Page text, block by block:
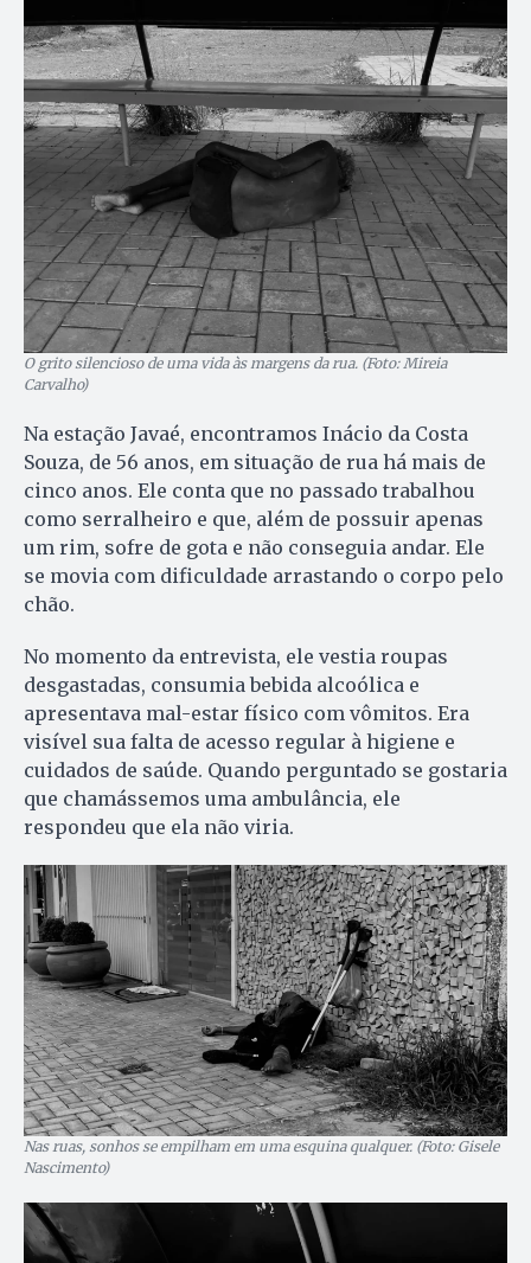
O grito silencioso de uma vida às margens da rua. (Foto: Mireia
Carvalho)
Na estação Javaé, encontramos Inácio da Costa
Souza, de 56 anos, em situação de rua há mais de
cinco anos. Ele conta que no passado trabalhou
como serralheiro e que, além de possuir apenas
um rim, sofre de gota e não conseguia andar. Ele
se movia com dificuldade arrastando o corpo pelo
chão.
No momento da entrevista, ele vestia roupas
desgastadas, consumia bebida alcoólica e
apresentava mal-estar físico com vômitos. Era
visível sua falta de acesso regular à higiene e
cuidados de saúde. Quando perguntado se gostaria
que chamássemos uma ambulância, ele
respondeu que ela não viria.
Nas ruas, sonhos se empilham em uma esquina qualquer. (Foto: Gisele
Nascimento)